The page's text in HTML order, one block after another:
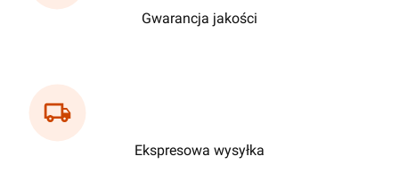
Gwarancja jakości
Ekspresowa wysyłka